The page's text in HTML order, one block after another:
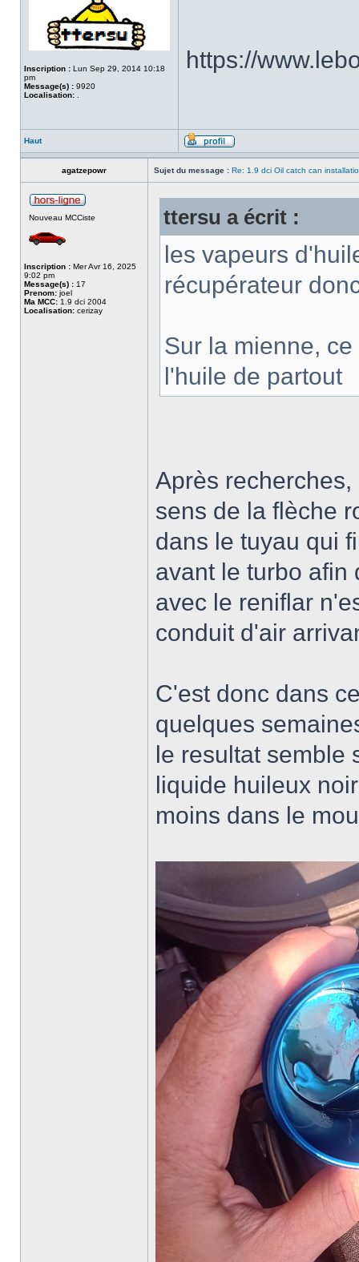
Inscription : Lun Sep 29, 2014 10:18
pm
Message(s) : 9920
Localisation:
https://
Haut
agatzepowr Sujet du message : Re: 1.9 dci Oil catch can
Nouveau MCCiste
Inscription : Mer Avr 16, 2025
9:02 pm
Message(s) : 17
Prenom: joel
Ma MCC: 1.9 dci 2004
Localisation: cerizay
ttersu a écrit :
les vapeurs
récupérateur
Sur la mienne,
l'huile de partout
Après
sens de la flèche
dans le tuyau qui
avant le turbo afin
avec le reniflar
conduit d'air
C'est donc dans
quelques
le resultat semble
liquide huileux
moins dans le